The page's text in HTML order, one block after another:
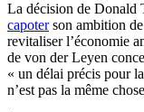
La décision de Donald
capoterson ambition
revitaliser l’économie
de von der Leyen
« un délai précis pour
n’est pas la même